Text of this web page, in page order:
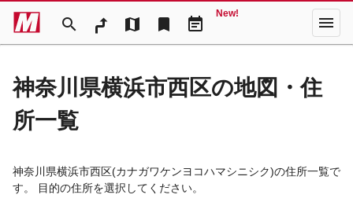
search map bookmark event_note
New! menu
神奈川県横浜市西区の地図・住
所一覧
神奈川県横浜市西区(カナガワケンヨコハマシニシク)の住所一覧で
す。 目的の住所を選択してください。